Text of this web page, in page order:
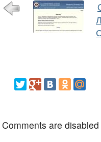
Comments are disabled